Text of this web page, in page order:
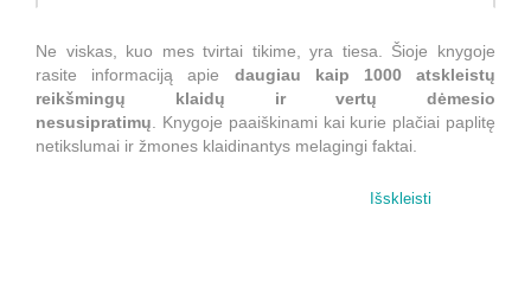
Ne viskas, kuo mes tvirtai tikime, yra tiesa. Šioje knygoje
rasite informaciją apie daugiau kaip 1000 atskleistų
reikšmingų klaidų ir vertų dėmesio
nesusipratimų . Knygoje paaiškinami kai kurie plačiai paplitę
netikslumai ir žmones klaidinantys melagingi faktai.
Leidinyje pateikta daug nuostabą keliančių žinių apie
Išskleisti